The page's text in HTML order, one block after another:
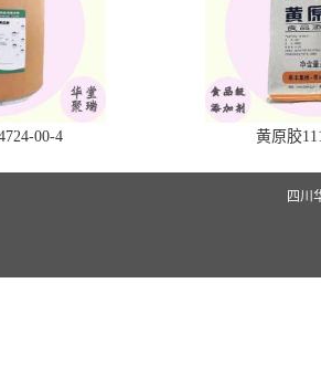
00-4 黄原胶
四川